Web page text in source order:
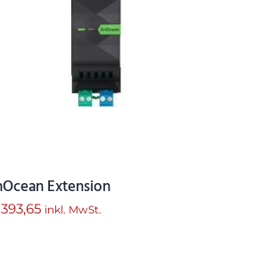
Extension
inkl. MwSt.